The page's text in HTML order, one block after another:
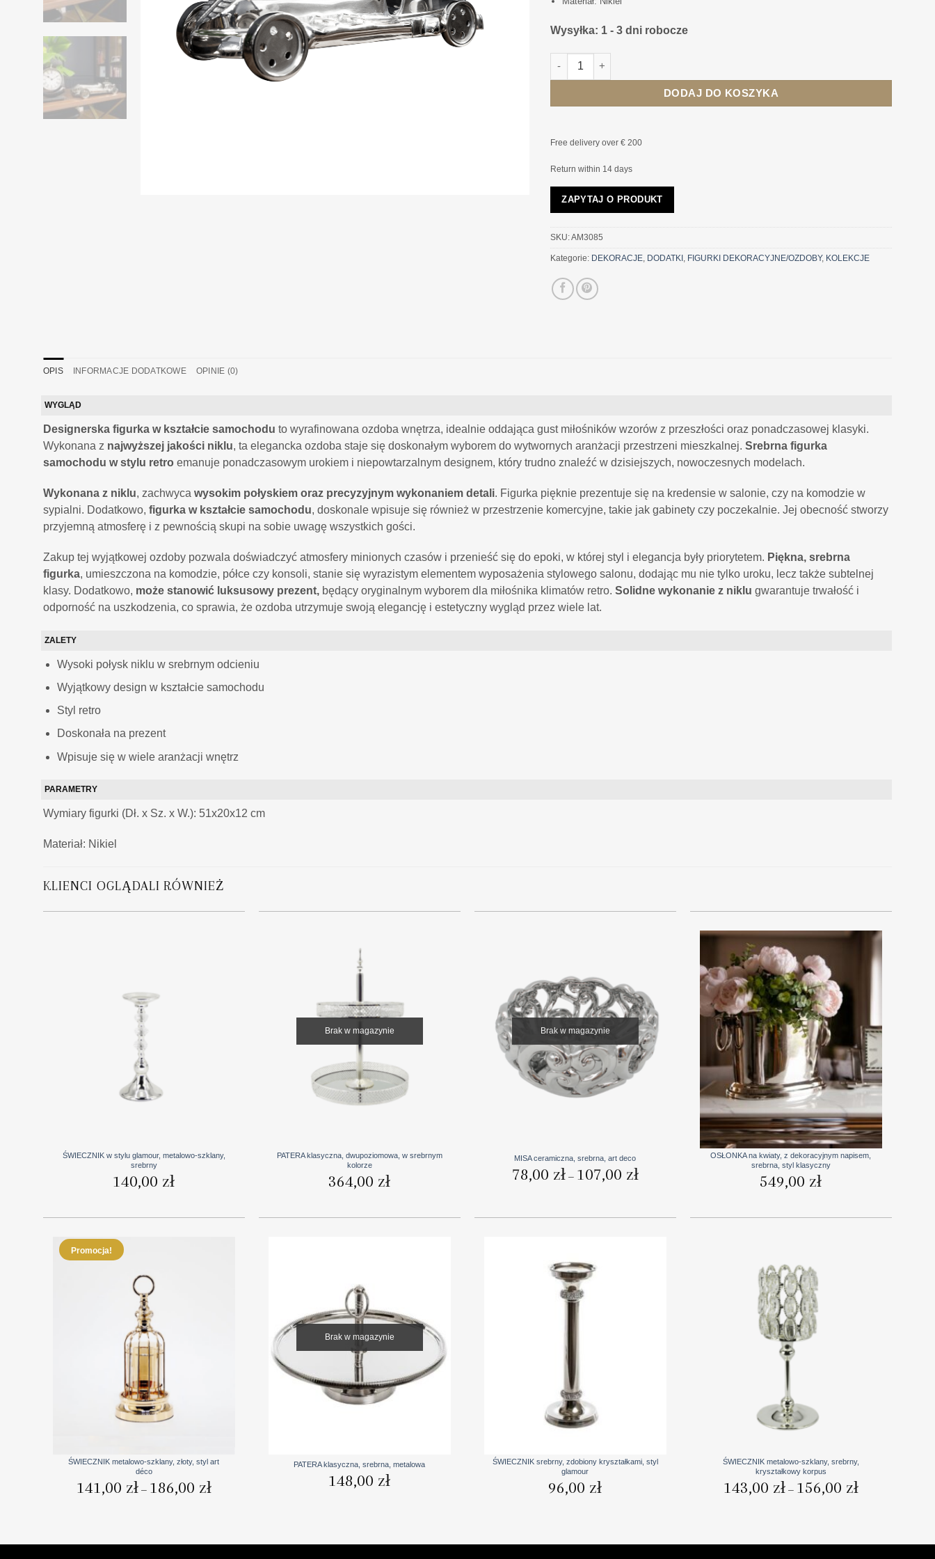
Wysyłka: 1 - 3 dni robocze
ilość FIGURKA w kształcie samochodu, srebrna, z niklu
DODAJ DO KOSZYKA
Free delivery over € 200
Return within 14 days
ZAPYTAJ O PRODUKT
SKU:AM3085
Kategorie: DEKORACJE, DODATKI , FIGURKI DEKORACYJNE/OZDOBY, KOLEKCJE
OPIS INFORMACJE DODATKOWE OPINIE (0)
WYGLĄD
Designerska figurka w kształcie samochodu to wyrafinowana ozdoba wnętrza, idealnie oddająca gust miłośników wzorów z przeszłości oraz ponadczasowej klasyki.
Wykonana z najwyższej jakości niklu, ta elegancka ozdoba staje się doskonałym wyborem do wytwornych aranżacji przestrzeni mieszkalnej. Srebrna figurka
samochodu w stylu retro emanuje ponadczasowym urokiem i niepowtarzalnym designem, który trudno znaleźć w dzisiejszych, nowoczesnych modelach.
Wykonana z niklu, zachwyca wysokim połyskiem oraz precyzyjnym wykonaniem detali. Figurka pięknie prezentuje się na kredensie w salonie, czy na komodzie w
sypialni. Dodatkowo, figurka w kształcie samochodu, doskonale wpisuje się również w przestrzenie komercyjne, takie jak gabinety czy poczekalnie. Jej obecność stworzy
przyjemną atmosferę i z pewnością skupi na sobie uwagę wszystkich gości.
Zakup tej wyjątkowej ozdoby pozwala doświadczyć atmosfery minionych czasów i przenieść się do epoki, w której styl i elegancja były priorytetem. Piękna, srebrna
figurka, umieszczona na komodzie, półce czy konsoli, stanie się wyrazistym elementem wyposażenia stylowego salonu, dodając mu nie tylko uroku, lecz także subtelnej
klasy. Dodatkowo, może stanowić luksusowy prezent, będący oryginalnym wyborem dla miłośnika klimatów retro. Solidne wykonanie z niklu gwarantuje trwałość i
odporność na uszkodzenia, co sprawia, że ozdoba utrzymuje swoją elegancję i estetyczny wygląd przez wiele lat.
ZALETY
Wysoki połysk niklu w srebrnym odcieniu
Wyjątkowy design w kształcie samochodu
Styl retro
Doskonała na prezent
Wpisuje się w wiele aranżacji wnętrz
PARAMETRY
Wymiary figurki (Dł. x Sz. x W.): 51x20x12 cm
Materiał: Nikiel
KLIENCI OGLĄDALI RÓWNIEŻ
ŚWIECZNIK w stylu glamour, metalowo-szklany,
srebrny
140,00 zł
Brak w magazynie
PATERA klasyczna, dwupoziomowa, w srebrnym
kolorze
364,00 zł
Brak w magazynie
MISA ceramiczna, srebrna, art deco
78,00 zł – 107,00 złcen:
+
OSŁONKA na kwiaty, z dekoracyjnym napisem,
srebrna, styl klasyczny
549,00 zł
Promocja!
ŚWIECZNIK metalowo-szklany, złoty, styl art
déco
141,00 zł – 186,00 złcen:
Brak w magazynie
PATERA klasyczna, srebrna, metalowa
148,00 zł
ŚWIECZNIK srebrny, zdobiony kryształkami, styl
glamour
96,00 zł
ŚWIECZNIK metalowo-szklany, srebrny,
kryształkowy korpus
143,00 zł – 156,00 złcen: